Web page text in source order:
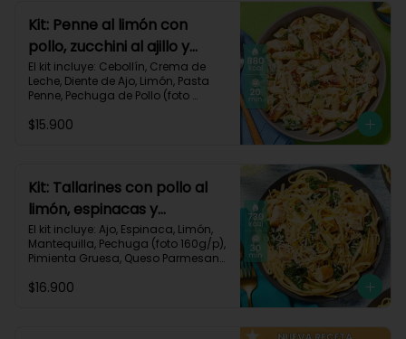
Proteínas 49g
Kit: Penne al limón con
pollo, zucchini al ajillo y
cebollín-111
El kit incluye: Cebollín, Crema de
Leche, Diente de Ajo, Limón, Pasta
Penne, Pechuga de Pollo (foto
Zucchini Verde, Receta Impresa.
$15.900
Kit: Tallarines con pollo al
limón, espinacas y
parmesano-68
El kit incluye: Ajo, Espinaca, Limón,
Mantequilla, Pechuga (foto 160g/p),
Pimienta Gruesa, Queso Parmesano,
$16.900